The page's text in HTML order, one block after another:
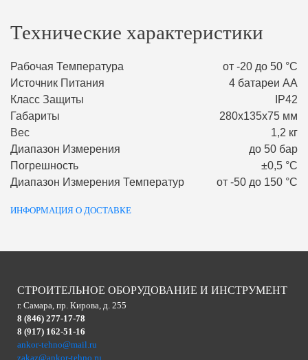
Технические характеристики
Рабочая Температура
от -20 до 50 °С
Источник Питания
4 батареи АА
Класс Защиты
IP42
Габариты
280х135х75 мм
Вес
1,2 кг
Диапазон Измерения
до 50 бар
Погрешность
±0,5 °С
Диапазон Измерения Температур
от -50 до 150 °С
ИНФОРМАЦИЯ О ДОСТАВКЕ
СТРОИТЕЛЬНОЕ ОБОРУДОВАНИЕ И ИНСТРУМЕНТ
г. Самара, пр. Кирова, д. 255
8 (846) 277-17-78
8 (917) 162-51-16
ankor-tehno@mail.ru
zakaz@ankor-tehno.ru